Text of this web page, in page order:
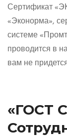
Сертификат
«Эконорма»,
системе
проводится в
вам не
«ГОСТ